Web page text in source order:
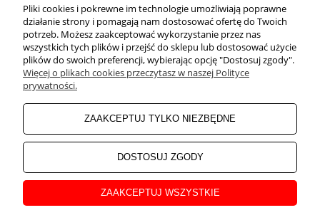
POMOC
ZAKUPY
MOJE KONTO
INFORMACJE
O NAS
Pliki cookies i pokrewne im technologie umożliwiają poprawne
działanie strony i pomagają nam dostosować ofertę do Twoich
potrzeb. Możesz zaakceptować wykorzystanie przez nas
wszystkich tych plików i przejść do sklepu lub dostosować użycie
plików do swoich preferencji, wybierając opcję "Dostosuj zgody".
Więcej o plikach cookies przeczytasz w naszej Polityce
prywatności.
ZAAKCEPTUJ TYLKO NIEZBĘDNE
DOSTOSUJ ZGODY
ZAAKCEPTUJ WSZYSTKIE